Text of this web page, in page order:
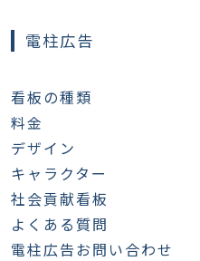
電柱広告
看板の種類
料金
デザイン
キャラクター
社会貢献看板
よくある質問
電柱広告お問い合わせ